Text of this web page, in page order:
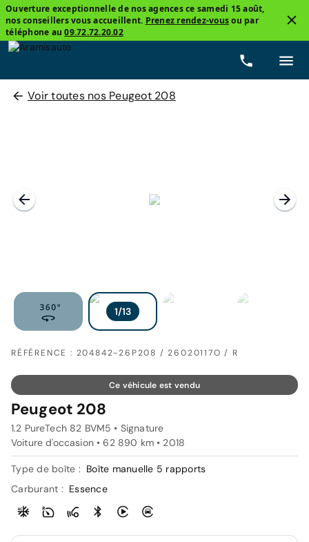
Ouverture exceptionnelle de nos agences ce samedi 15 août,
nos conseillers vous accueillent. Prenez rendez-vousou par
téléphone au09.72.72.20.02
Voir toutes nos Peugeot 208
RÉFÉRENCE : 204842-26P208 / 26020117O / R
Ce véhicule est vendu
Peugeot 208
1.2 PureTech 82 BVM5 • Signature
Voiture d'occasion • 62 890 km • 2018
Type de boîte : Boîte manuelle 5 rapports
Carburant : Essence